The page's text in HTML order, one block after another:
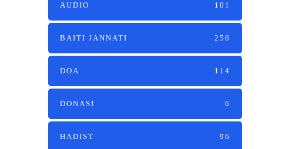
AUDIO 101
BAITI JANNATI 256
DOA 114
DONASI 6
HADIST 96